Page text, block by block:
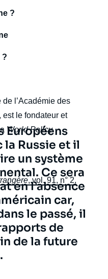
?
?
de l’Académie des
le fondateur et
World Policy
, vol. 91, n° 2,
Européens
Russie et il
un système
Ce sera
en l’absence
car,
le passé, il
de
de la future
Une nouvelle